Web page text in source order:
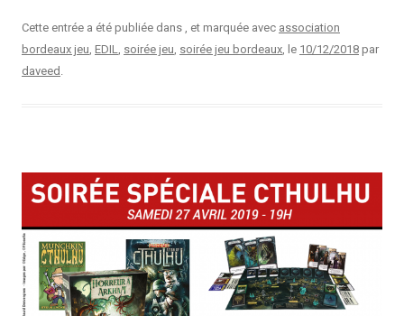
Cette entrée a été publiée dans , et marquée avec association
bordeaux jeu, EDIL, soirée jeu, soirée jeu bordeaux, le 10/12/2018 par
daveed .